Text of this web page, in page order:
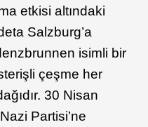
etkisi altındaki
Salzburg’a
isimli bir
çeşme her
30 Nisan
Partisi’ne